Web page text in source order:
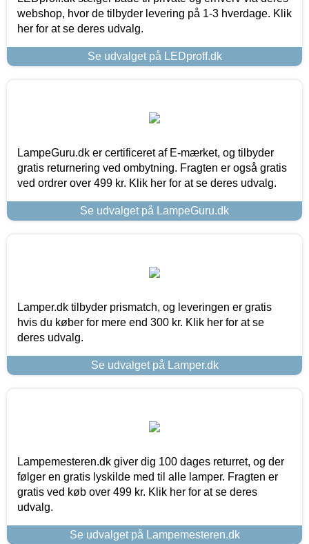
webshop, hvor de tilbyder levering på 1-3 hverdage. Klik
her for at se deres udvalg.
Se udvalget på LEDproff.dk
LampeGuru.dk er certificeret af E-mærket, og tilbyder
gratis returnering ved ombytning. Fragten er også gratis
ved ordrer over 499 kr. Klik her for at se deres udvalg.
Se udvalget på LampeGuru.dk
Lamper.dk tilbyder prismatch, og leveringen er gratis
hvis du køber for mere end 300 kr. Klik her for at se
deres udvalg.
Se udvalget på Lamper.dk
Lampemesteren.dk giver dig 100 dages returret, og der
følger en gratis lyskilde med til alle lamper. Fragten er
gratis ved køb over 499 kr. Klik her for at se deres
udvalg.
Se udvalget på Lampemesteren.dk